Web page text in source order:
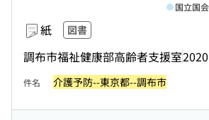
紙 図書
調布市福祉健康部高齢者支援室
国立国
件名 介護予防--東京都--調布市